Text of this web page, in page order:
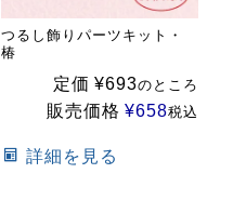
つるし飾りパーツキット・
椿
定価 ¥693のところ
販売価格 ¥658税込
詳細を見る